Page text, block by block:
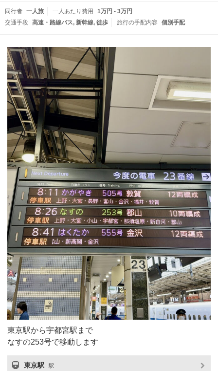
同行者 一人旅 一人あたり費用
1万円 - 3万円
交通手段 高速・路線バス 新幹線 徒歩 旅行の手配内容 個別手配
東京駅から宇都宮駅まで
なすの253号で移動します
東京駅 駅